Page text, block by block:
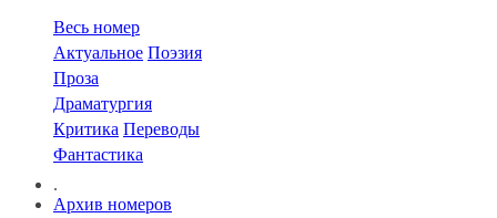
Весь номер
Актуальное Поэзия
Проза
Драматургия
Критика Переводы
Фантастика
.
Архив номеров